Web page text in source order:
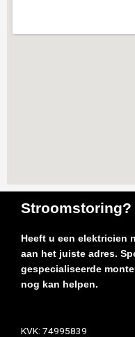
Stroomstoring?
Heeft u een elektricien
aan het juiste adres.
gespecialiseerde
nog kan helpen.
KVK: 74995839